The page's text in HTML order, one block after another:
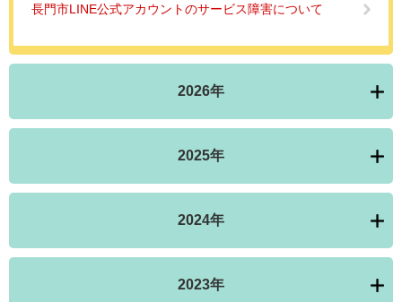
長門市LINE公式アカウントのサービス障害について
2026年
2025年
2024年
2023年